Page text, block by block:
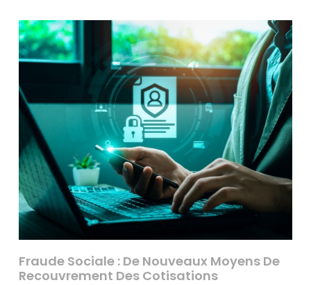
Fraude Sociale : De Nouveaux Moyens De
Recouvrement Des Cotisations